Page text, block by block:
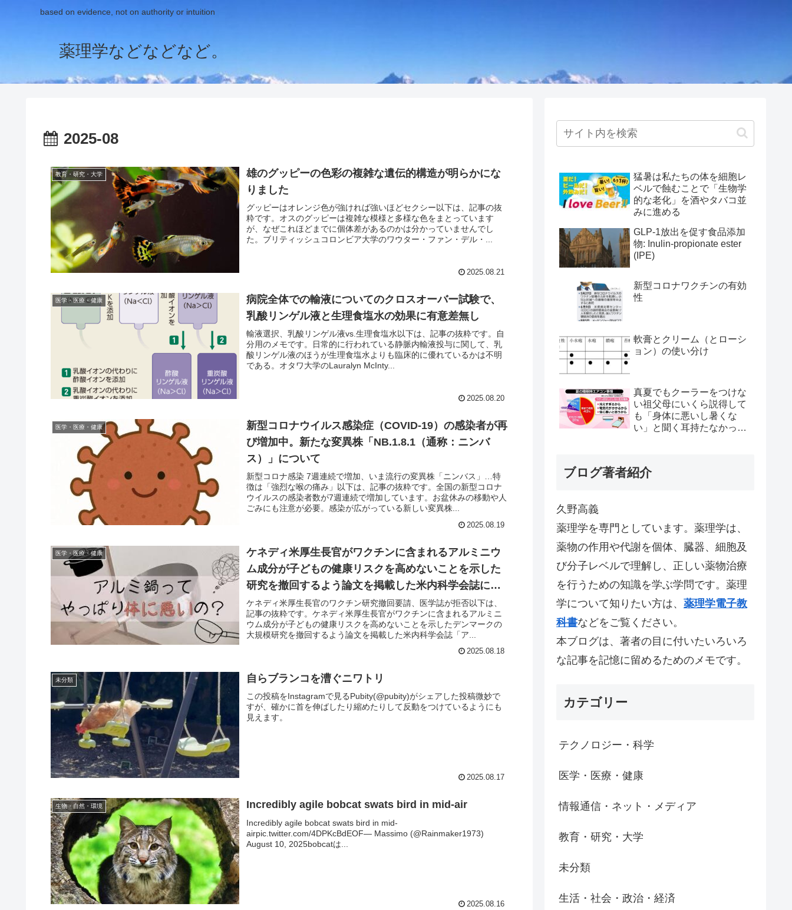
based on evidence, not on authority or intuition
薬理学などなどなど。
2025-08
教育・研究・大学
雄のグッピーの色彩の複雑な遺伝的構造が明らかにな
りました
グッピーはオレンジ色が強ければ強いほどセクシー以下は、記事の抜
粋です。オスのグッピーは複雑な模様と多様な色をまとっています
が、なぜこれほどまでに個体差があるのかは分かっていませんでし
た。ブリティッシュコロンビア大学のワウター・ファン・デル・...
2025.08.21
医学・医療・健康
病院全体での輸液についてのクロスオーバー試験で、
乳酸リンゲル液と生理食塩水の効果に有意差無し
輸液選択、乳酸リンゲル液vs.生理食塩水以下は、記事の抜粋です。自
分用のメモです。日常的に行われている静脈内輸液投与に関して、乳
酸リンゲル液のほうが生理食塩水よりも臨床的に優れているかは不明
である。オタワ大学のLauralyn McInty...
2025.08.20
医学・医療・健康
新型コロナウイルス感染症（COVID-19）の感染者が再
び増加中。新たな変異株「NB.1.8.1（通称：ニンバ
ス）」について
新型コロナ感染 7週連続で増加、いま流行の変異株「ニンバス」…特
徴は「強烈な喉の痛み」以下は、記事の抜粋です。全国の新型コロナ
ウイルスの感染者数が7週連続で増加しています。お盆休みの移動や人
ごみにも注意が必要。感染が広がっている新しい変異株...
2025.08.19
医学・医療・健康
ケネディ米厚生長官がワクチンに含まれるアルミニウ
ム成分が子どもの健康リスクを高めないことを示した
研究を撤回するよう論文を掲載した米内科学会誌に求
めていた問題
ケネディ米厚生長官のワクチン研究撤回要請、医学誌が拒否以下は、
記事の抜粋です。ケネディ米厚生長官がワクチンに含まれるアルミニ
ウム成分が子どもの健康リスクを高めないことを示したデンマークの
大規模研究を撤回するよう論文を掲載した米内科学会誌「ア...
2025.08.18
未分類 自らブランコを漕ぐニワトリ
この投稿をInstagramで見るPubity(@pubity)がシェアした投稿微妙で
すが、確かに首を伸ばしたり縮めたりして反動をつけているようにも
見えます。
2025.08.17
生物・自然・環境 Incredibly agile bobcat swats bird in mid-air
Incredibly agile bobcat swats bird in mid-
airpic.twitter.com/4DPKcBdEOF— Massimo (@Rainmaker1973)
August 10, 2025bobcatは...
2025.08.16
猛暑は私たちの体を細胞レ
ベルで蝕むことで「生物学
的な老化」を酒やタバコ並
みに進める
GLP-1放出を促す食品添加
物: Inulin-propionate ester
(IPE)
新型コロナワクチンの有効
性
軟膏とクリーム（とローシ
ョン）の使い分け
真夏でもクーラーをつけな
い祖父母にいくら説得して
も「身体に悪いし暑くな
い」と聞く耳持たなかった
ブログ著者紹介
久野高義
薬理学を専門としています。薬理学は、
薬物の作用や代謝を個体、臓器、細胞及
び分子レベルで理解し、正しい薬物治療
を行うための知識を学ぶ学問です。薬理
学について知りたい方は、 薬理学電子教
科書などをご覧ください。
本ブログは、著者の目に付いたいろいろ
な記事を記憶に留めるためのメモです。
カテゴリー
テクノロジー・科学
医学・医療・健康
情報通信・ネット・メディア
教育・研究・大学
未分類
生活・社会・政治・経済